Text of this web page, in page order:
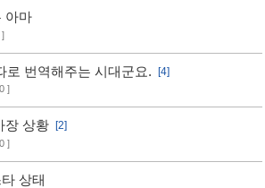
아마
]
로 번역해주는 시대군요.
[4]
]
장 상황
[2]
]
상태